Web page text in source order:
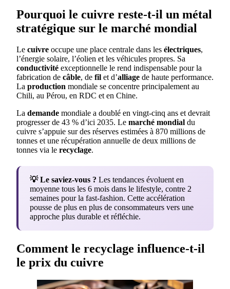
Pourquoi le cuivre reste-t-il un métal
stratégique sur le marché mondial
Le cuivre occupe une place centrale dans les électriques,
l’énergie solaire, l’éolien et les véhicules propres. Sa
conductivité exceptionnelle le rend indispensable pour la
fabrication de câble, de fil et d’alliage de haute performance.
La production mondiale se concentre principalement au
Chili, au Pérou, en RDC et en Chine.
La demande mondiale a doublé en vingt-cinq ans et devrait
progresser de 43 % d’ici 2035. Le marché mondial du
cuivre s’appuie sur des réserves estimées à 870 millions de
tonnes et une récupération annuelle de deux millions de
tonnes via le recyclage.
💡 Le saviez-vous ? Les tendances évoluent en
moyenne tous les 6 mois dans le lifestyle, contre 2
semaines pour la fast-fashion. Cette accélération
pousse de plus en plus de consommateurs vers une
approche plus durable et réfléchie.
Comment le recyclage influence-t-il
le prix du cuivre